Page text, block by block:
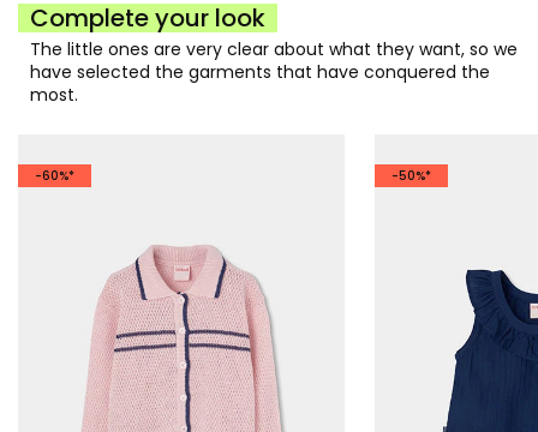
Complete your look
The little ones are very clear about what they want, so we
have selected the garments that have conquered the
most.
-60%* -50%*